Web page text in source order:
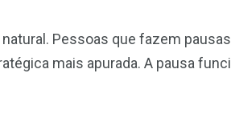
Pessoas que fazem
mais apurada. A pausa